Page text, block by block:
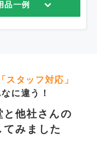
品一例
スタッフ対応」
に違う！
と他社さんの
みました